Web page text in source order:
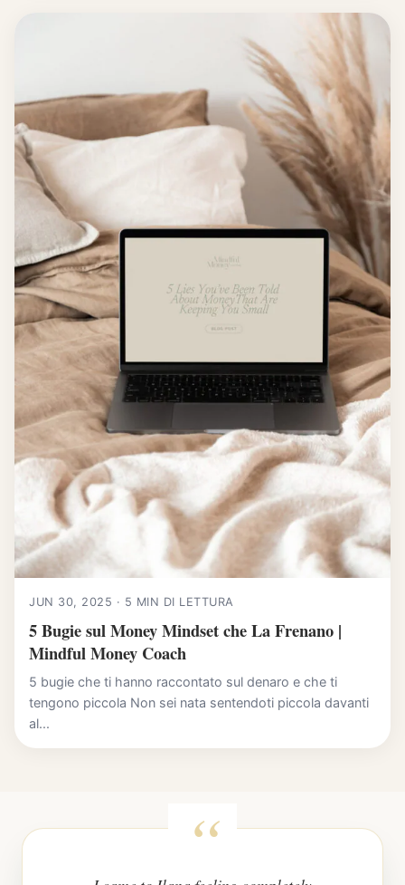
JUN 30, 2025 · 5 MIN DI LETTURA
5 Bugie sul Money Mindset che La Frenano |
Mindful Money Coach
5 bugie che ti hanno raccontato sul denaro e che ti
tengono piccola Non sei nata sentendoti piccola davanti
al...